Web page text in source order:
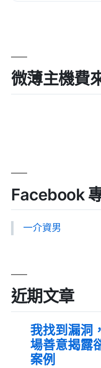
微薄主機費
Facebook
一介資男
近期文章
我找到漏洞
場善意揭露
案例